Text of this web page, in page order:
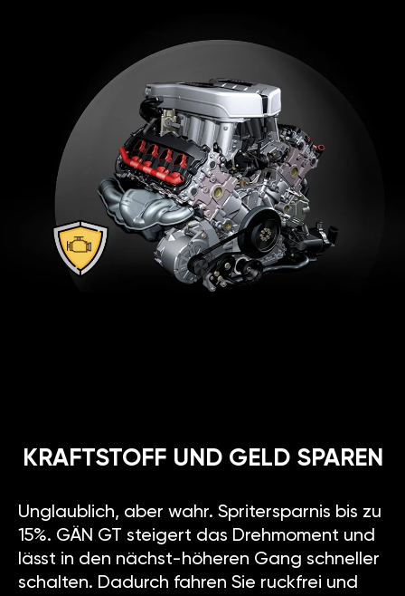
KRAFTSTOFF UND GELD SPAREN
Unglaublich, aber wahr. Spritersparnis bis zu
15%. GÄN GT steigert das Drehmoment und
lässt in den nächst-höheren Gang schneller
schalten. Dadurch fahren Sie ruckfrei und